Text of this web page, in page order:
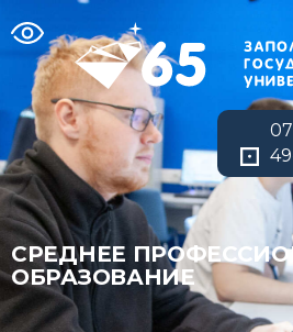
СРЕДНЕЕ
ОБРАЗОВАНИЕ